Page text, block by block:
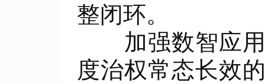
整闭环。
加强数智应用
度治权常态长效